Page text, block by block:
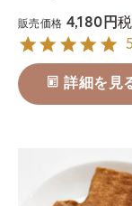
販売価格 4,180
詳細を見